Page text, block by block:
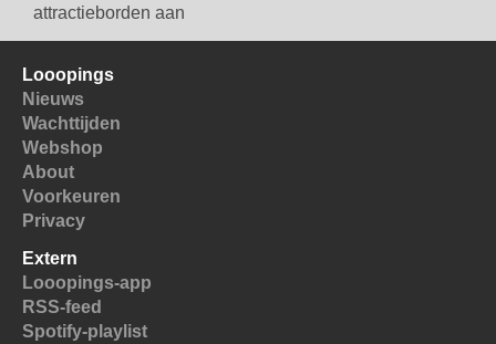
attractieborden aan
Looopings
Nieuws
Wachttijden
Webshop
About
Voorkeuren
Privacy
Extern
Looopings-app
RSS-feed
Spotify-playlist